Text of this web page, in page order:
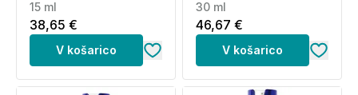
15 ml
38,65 €
V košarico
30 ml
46,67 €
V košarico